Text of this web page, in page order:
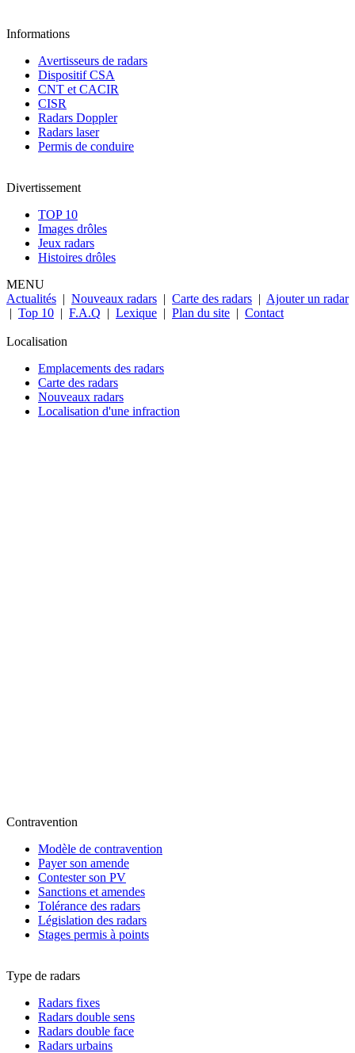
Informations
Avertisseurs de radars
Dispositif CSA
CNT et CACIR
CISR
Radars Doppler
Radars laser
Permis de conduire
Divertissement
TOP 10
Images drôles
Jeux radars
Histoires drôles
MENU
Actualités | Nouveaux radars | Carte des radars | Ajouter un radar
| Top 10 | F.A.Q | Lexique | Plan du site | Contact
Localisation
Emplacements des radars
Carte des radars
Nouveaux radars
Localisation d'une infraction
Contravention
Modèle de contravention
Payer son amende
Contester son PV
Sanctions et amendes
Tolérance des radars
Législation des radars
Stages permis à points
Type de radars
Radars fixes
Radars double sens
Radars double face
Radars urbains